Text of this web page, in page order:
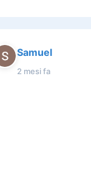
Samuel
2 mesi fa